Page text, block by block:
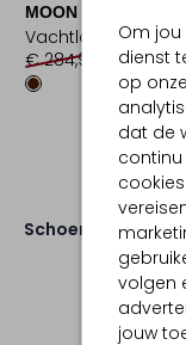
Om
dienst
op
dat de
continu
volgen
jouw
MOON BOOT
Vachtlaarzen
€ 284,95
€ 141,99
Schoenen